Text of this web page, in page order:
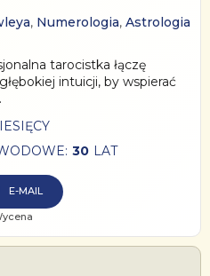
E-MAIL
, Numerologia, Astrologia
tarocistka łączę
intuicji, by wspierać
30 LAT